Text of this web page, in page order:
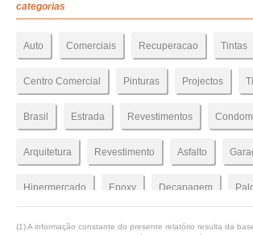
categorias
Auto Comerciais Recuperacao Tintas
Centro Comercial Pinturas Projectos
Brasil Estrada Revestimentos
Arquitetura Revestimento Asfalto
Hipermercado Epoxy Decapagem
Parqueamento Parque Estacionamento
(1) A informação constante do presente relatório resulta da